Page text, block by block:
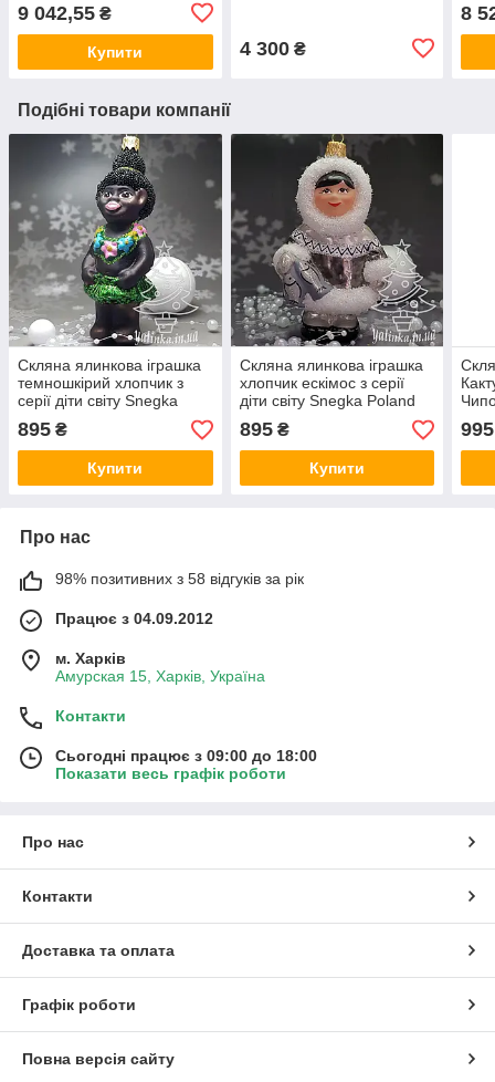
9 042,55 ₴
Купити 4 300₴
8
Подібні товари компанії
Скляна ялинкова іграшка
темношкірий хлопчик з
серії діти світу Snegka
Poland
895 ₴
Купити
Скляна ялинкова іграшка
хлопчик ескімос з серії
діти світу Snegka Poland
895₴
Купити
10
995
Про нас
98% позитивних з 58 відгуків за рік
Працює з 04.09.2012
м. Харків
Амурская 15, Харків, Україна
Контакти
Сьогодні працює з 09:00 до 18:00
Показати весь графік роботи
Про нас
Контакти
Доставка та оплата
Графік роботи
Повна версія сайту